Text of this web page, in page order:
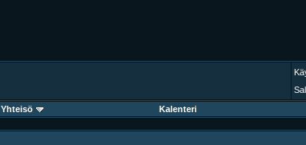
Yhteisö Kalenteri